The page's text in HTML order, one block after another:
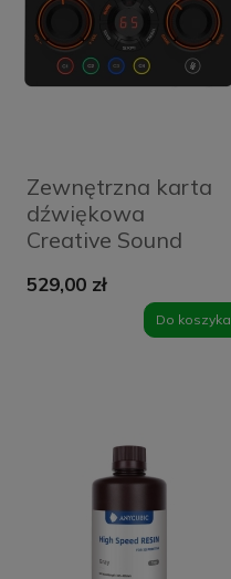
Zewnętrzna karta
dźwiękowa
Creative Sound
529,00 zł
Do koszyka